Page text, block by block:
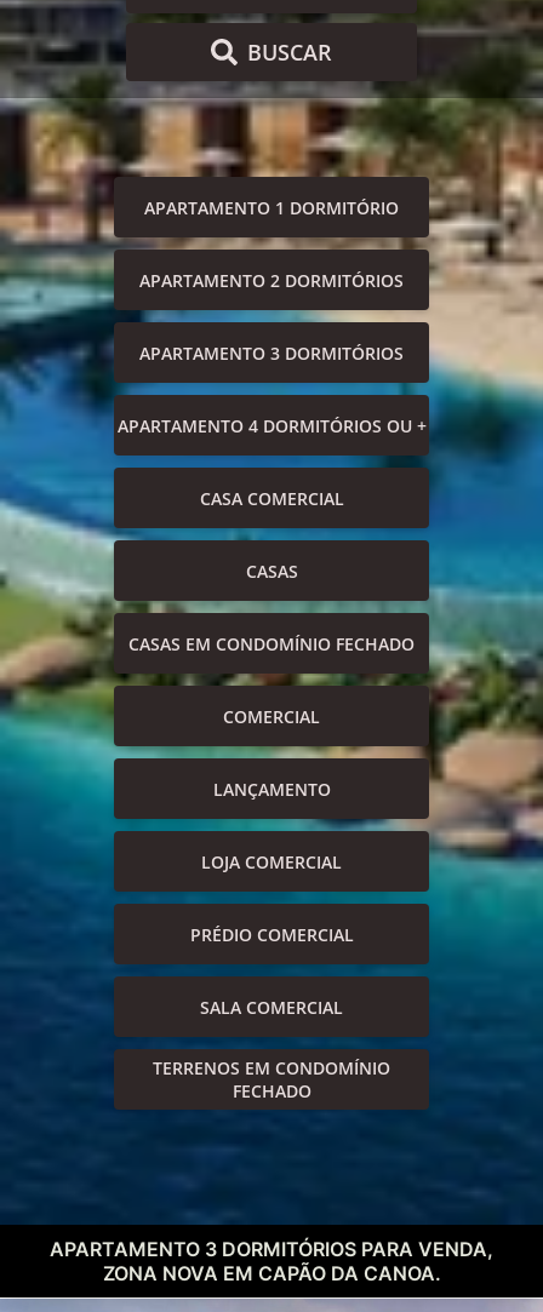
BUSCAR
APARTAMENTO 1 DORMITÓRIO
APARTAMENTO 2 DORMITÓRIOS
APARTAMENTO 3 DORMITÓRIOS
APARTAMENTO 4 DORMITÓRIOS OU +
CASA COMERCIAL
CASAS
CASAS EM CONDOMÍNIO FECHADO
COMERCIAL
LANÇAMENTO
LOJA COMERCIAL
PRÉDIO COMERCIAL
SALA COMERCIAL
TERRENOS EM CONDOMÍNIO
FECHADO
APARTAMENTO 3 DORMITÓRIOS PARA VENDA,
ZONA NOVA EM CAPÃO DA CANOA.